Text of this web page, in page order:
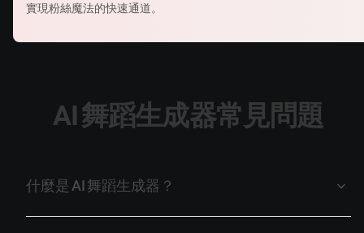
實現粉絲魔法的快速通道。
AI 舞蹈生成器常見問題
什麼是 AI 舞蹈生成器？